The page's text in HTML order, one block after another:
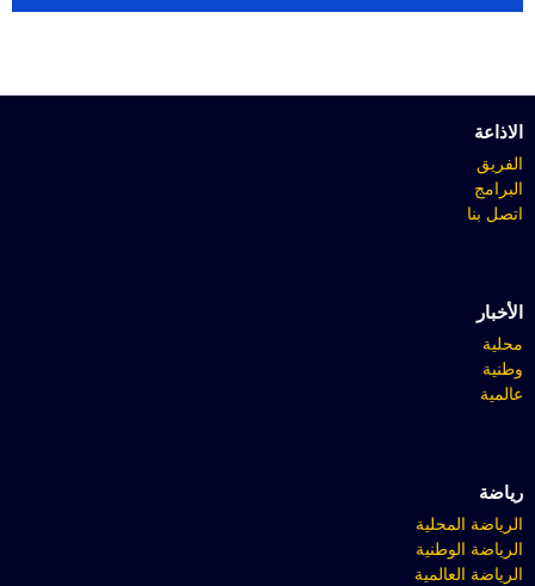
الاذاعة
الفريق
البرامج
اتصل بنا
الأخبار
محلية
وطنية
عالمية
رياضة
الرياضة المحلية
الرياضة الوطنية
الرياضة العالمية